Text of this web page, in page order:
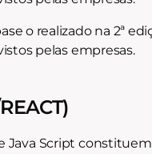
o realizado na 2ª
pelas empresas.
Java Script